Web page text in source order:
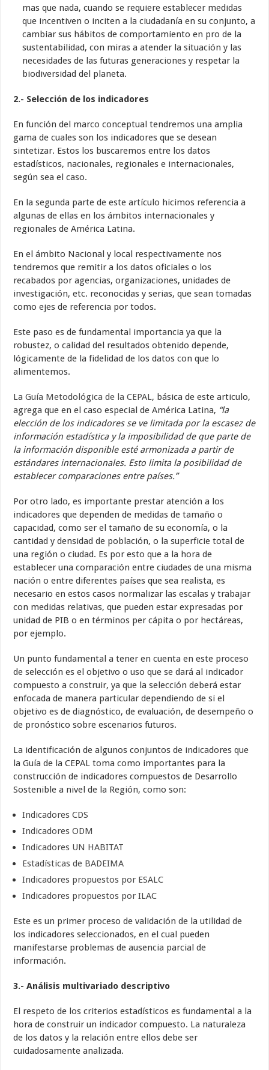
mas que nada, cuando se requiere establecer medidas
que incentiven o inciten a la ciudadanía en su conjunto, a
cambiar sus hábitos de comportamiento en pro de la
sustentabilidad, con miras a atender la situación y las
necesidades de las futuras generaciones y respetar la
biodiversidad del planeta.
2.- Selección de los indicadores
En función del marco conceptual tendremos una amplia
gama de cuales son los indicadores que se desean
sintetizar. Estos los buscaremos entre los datos
estadísticos, nacionales, regionales e internacionales,
según sea el caso.
En la segunda parte de este artículo hicimos referencia a
algunas de ellas en los ámbitos internacionales y
regionales de América Latina.
En el ámbito Nacional y local respectivamente nos
tendremos que remitir a los datos oficiales o los
recabados por agencias, organizaciones, unidades de
investigación, etc. reconocidas y serias, que sean tomadas
como ejes de referencia por todos.
Este paso es de fundamental importancia ya que la
robustez, o calidad del resultados obtenido depende,
lógicamente de la fidelidad de los datos con que lo
alimentemos.
LaGuía Metodológica de la CEPAL, básica de este articulo,
agrega que en el caso especial de América Latina, “la
elección de los indicadores se ve limitada por la escasez de
información estadística y la imposibilidad de que parte de
la información disponible esté armonizada a partir de
estándares internacionales. Esto limita la posibilidad de
establecer comparaciones entre países.”
Por otro lado, es importante prestar atención a los
indicadores que dependen de medidas de tamaño o
capacidad, como ser el tamaño de su economía, o la
cantidad y densidad de población, o la superficie total de
una región o ciudad. Es por esto que a la hora de
establecer una comparación entre ciudades de una misma
nación o entre diferentes países que sea realista, es
necesario en estos casos normalizar las escalas y trabajar
con medidas relativas, que pueden estar expresadas por
unidad de PIB o en términos per cápita o por hectáreas,
por ejemplo.
Un punto fundamental a tener en cuenta en este proceso
de selección es el objetivo o uso que se dará al indicador
compuesto a construir, ya que la selección deberá estar
enfocada de manera particular dependiendo de si el
objetivo es de diagnóstico, de evaluación, de desempeño o
de pronóstico sobre escenarios futuros.
La identificación de algunos conjuntos de indicadores que
la Guía de la CEPAL toma como importantes para la
construcción de indicadores compuestos de Desarrollo
Sostenible a nivel de la Región, como son:
Indicadores CDS
Indicadores ODM
Indicadores UN HABITAT
Estadísticas de BADEIMA
Indicadores propuestos por ESALC
Indicadores propuestos por ILAC
Este es un primer proceso de validación de la utilidad de
los indicadores seleccionados, en el cual pueden
manifestarse problemas de ausencia parcial de
información.
3.- Análisis multivariado descriptivo
El respeto de los criterios estadísticos es fundamental a la
hora de construir un indicador compuesto. La naturaleza
de los datos y la relación entre ellos debe ser
cuidadosamente analizada.